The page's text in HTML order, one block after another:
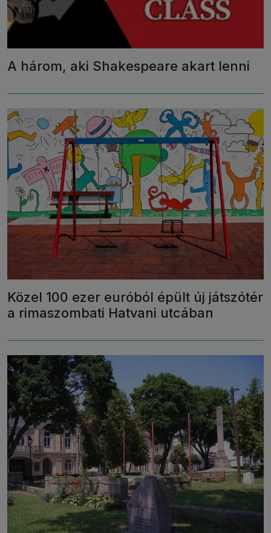
A három, aki Shakespeare akart lenni
Közel 100 ezer euróból épült új játszótér
a rimaszombati Hatvani utcában